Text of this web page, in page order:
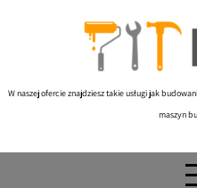
W naszej ofercie znajdziesz takie usługi jak
maszyn